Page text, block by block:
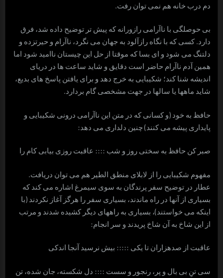
دم درب خانه هم نمی توان رفت.
بی حوصلگی با ناآرامی رازورانه که پیش تر توضیح داده شد، فرق
دارد. کسی که با نگاه رازآلود به جهان می نگرد، ناآرام و حیرتزده و
دلتنگ می شود و ای بسا که موقتا از حل این چیستان ناامید شود اما
همین آدم ناآرام حاضر است دقایق و شاید ساعت ها در دریای
اندیشه شنا کند؛ شکیبایی به خرج دهد و برای یافتن پاسخ های بدیع،
شاید ماهها یا سالها در جهت مشخصی گام بردارد.
حافظ به خود (و کسانی که در متن این ناآرامی درونی شکیبایی و
پایداری پیشه می کنند) چنین دلداری می دهد:
صبر کن حافظ به سختی روز و شب :::: عاقبت روزی بيابی کام را
مفهوم شکیبایی را از لابلای منطق الطیر هم می توان دریافت.
عطار در توضیح سفر پرندگان به سوی سیمرغ اشاره می کند که
بسیاری از آنها در راه ماندند، بسیاری سفر را هرگز آغاز نکردند (با
اینکه می خواستند)، بسیاری به راههای دیگر کشیده شدند و مرتب
از این شاخ به آن شاخ پریدند و سر انجام:
عاقبت از صدهزاران تا یکی ::::: بیش نرسید آنجا اندکی
سی تنِ بی بال و پر، رنجور و سست :::: دل شکسته، جان شده، تن